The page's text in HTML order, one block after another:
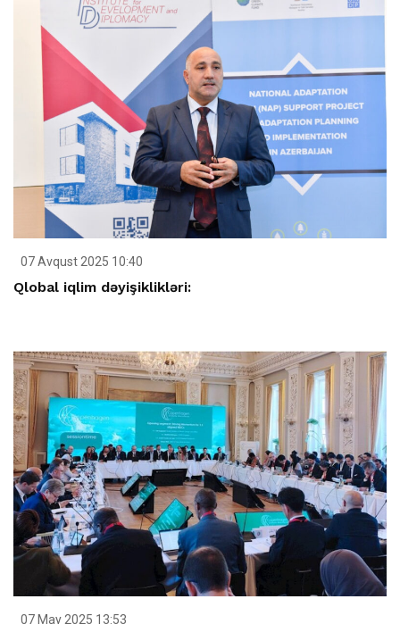
07 Avqust 2025 10:40
Qlobal iqlim dəyişiklikləri:
07 May 2025 13:53